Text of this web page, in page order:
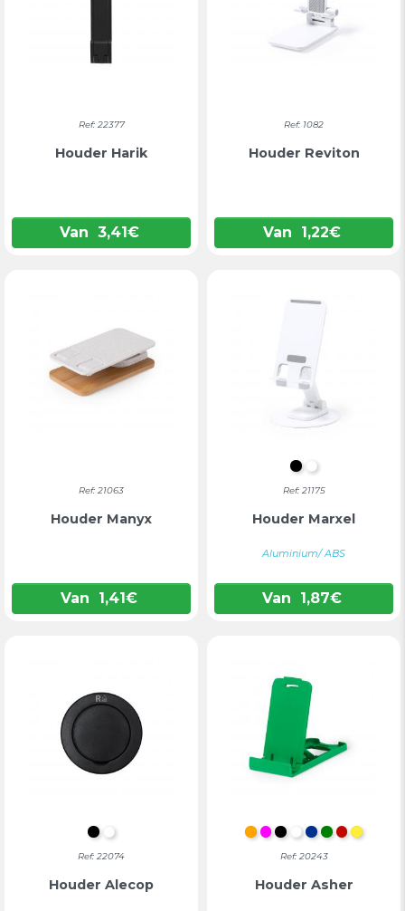
Ref: 22377
Houder Harik
Van 3,41€
Ref: 1082
Houder Reviton
Van 1,22€
Ref: 21063
Houder Manyx
Van 1,41€
ZWART
WIT
Ref: 21175
Houder Marxel
Aluminium/ ABS
Van 1,87€
ZWART
WIT
Ref: 22074
Houder Alecop
ORANJE
FUCHSIA
ZWART
WITBLAUW
GROEN
ROOD
GEEL
Ref: 20243
Houder Asher